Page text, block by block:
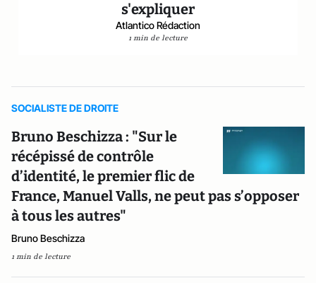
s'expliquer
Atlantico Rédaction
1 min de lecture
SOCIALISTE DE DROITE
Bruno Beschizza : "Sur le
récépissé de contrôle
d’identité, le premier flic de
France, Manuel Valls, ne peut pas s’opposer
à tous les autres"
Bruno Beschizza
1 min de lecture